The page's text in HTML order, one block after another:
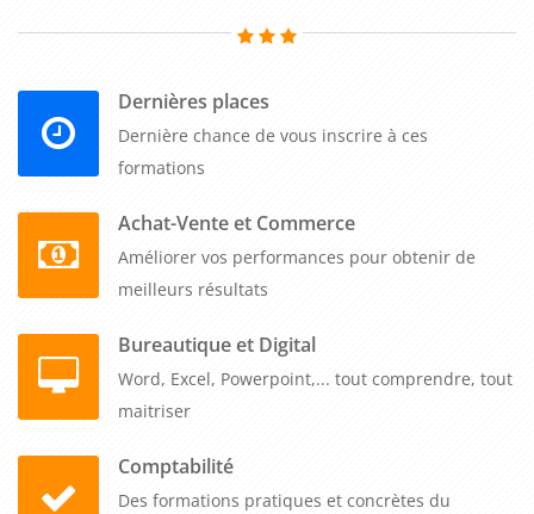
Dernières places
Dernière chance de vous inscrire à ces
formations
Achat-Vente et Commerce
Améliorer vos performances pour obtenir de
meilleurs résultats
Bureautique et Digital
Word, Excel, Powerpoint,... tout comprendre, tout
maitriser
Comptabilité
Des formations pratiques et concrètes du